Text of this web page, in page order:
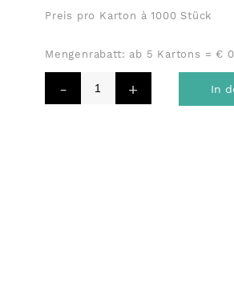
Preis pro Karton à 1000 Stück
Mengenrabatt: ab 5 Kartons = €
In